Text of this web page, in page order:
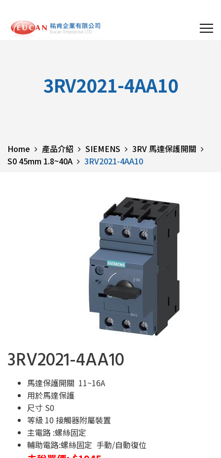
3RV2021-4AA10
Home 產品介紹 SIEMENS
3RV 馬達保護開關
S0 45mm 1.8~40A
3RV2021-4AA10
3RV2021-4AA10
馬達保護開關 11~16A
用於馬達保護
尺寸 S0
等級 10 接觸器附屬裝置
主電路 :螺絲固定
輔助電路:螺絲固定 手動/自動復位